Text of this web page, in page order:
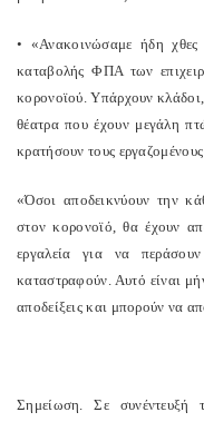
• «Ανακοινώσαμε ήδη
καταβολής ΦΠΑ των
κορονοϊού. Υπάρχουν
θέατρα που έχουν μεγάλη
κρατήσουν τους
«Όσοι αποδεικνύουν την
στον κορονοϊό, θα έχουν
εργαλεία για να
καταστραφούν. Αυτό είναι
αποδείξεις και μπορούν να
Σημείωση. Σε